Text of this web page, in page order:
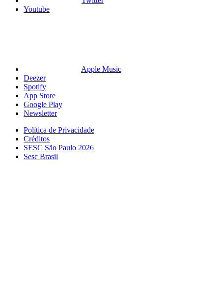
Youtube
Apple Music
Deezer
Spotify
App Store
Google Play
Newsletter
Política de Privacidade
Créditos
SESC São Paulo 2026
Sesc Brasil